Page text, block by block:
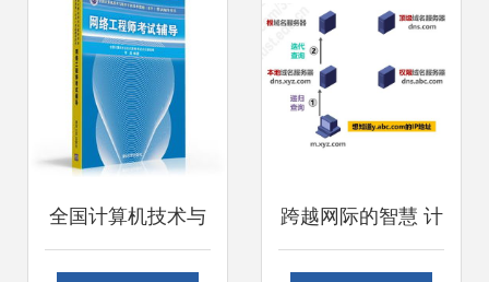
全国计算机技术与 跨越网际的智慧 计